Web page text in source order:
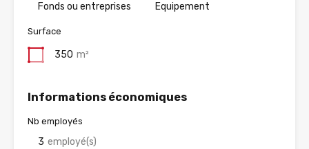
Fonds ou entreprises Equipement
Surface
350 m²
Informations économiques
Nb employés
3 employé(s)